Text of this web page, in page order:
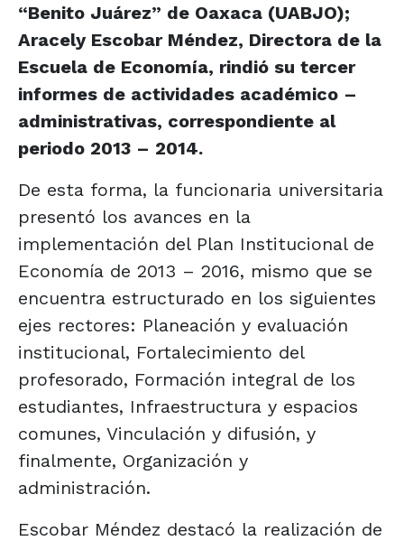
“Benito Juárez” de Oaxaca (UABJO);
Aracely Escobar Méndez, Directora de la
Escuela de Economía, rindió su tercer
informes de actividades académico –
administrativas, correspondiente al
periodo 2013 – 2014.
De esta forma, la funcionaria universitaria
presentó los avances en la
implementación del Plan Institucional de
Economía de 2013 – 2016, mismo que se
encuentra estructurado en los siguientes
ejes rectores: Planeación y evaluación
institucional, Fortalecimiento del
profesorado, Formación integral de los
estudiantes, Infraestructura y espacios
comunes, Vinculación y difusión, y
finalmente, Organización y
administración.
Escobar Méndez destacó la realización de